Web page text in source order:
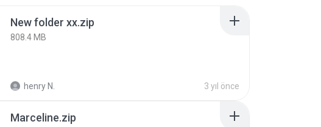
New folder xx.zip
808.4 MB
henry N. 3 yıl önce
Marceline.zip